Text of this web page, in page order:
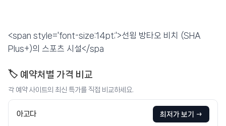
<span style='font-size:14pt;'>선윙 방타오 비치 (SHA
Plus+)의 스포츠 시설</spa
🏷️ 예약처별 가격 비교
각 예약 사이트의 최신 특가를 직접 비교하세요.
아고다 최저가 보기 →